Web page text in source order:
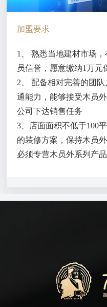
加盟要求
1、 熟悉当地建材市场
员信誉，愿意缴纳1万元
2、 配备相对完善的团
通能力，能够接受木员
公司下达销售任务
3、店面面积不低于100
的装修方案，保持木员
必须专营木员外系列产